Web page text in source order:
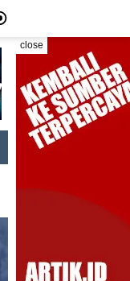
close